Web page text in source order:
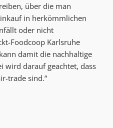
über die man
in herkömmlichen
oder nicht
Foodcoop Karlsruhe
damit die nachhaltige
wird darauf geachtet, dass
trade sind.“